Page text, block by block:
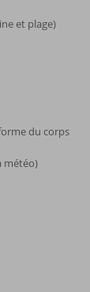
et plage)
du corps
météo)